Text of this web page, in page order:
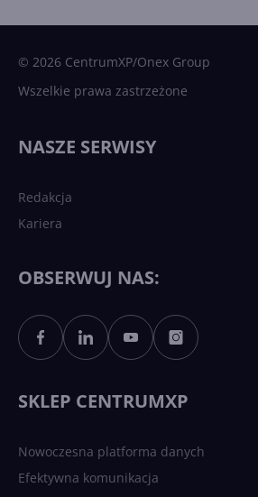
© 2026 CentrumXP/Onex Group
Wszelkie prawa zastrzeżone
NASZE SERWISY
Redakcja
Kariera
OBSERWUJ NAS:
SKLEP CENTRUMXP
Nowoczesna platforma danych
Efektywna komunikacja